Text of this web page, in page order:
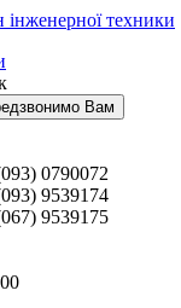
Вам
0790072
9539174
9539175